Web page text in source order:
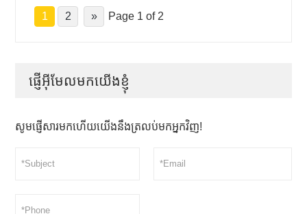
1 2 » Page 1 of 2
ផ្ញើអ៊ីមែលមកយើងខ្ញុំ
សូមផ្ញើសារមកហើយយើងនឹងត្រលប់មកអ្នកវិញ!